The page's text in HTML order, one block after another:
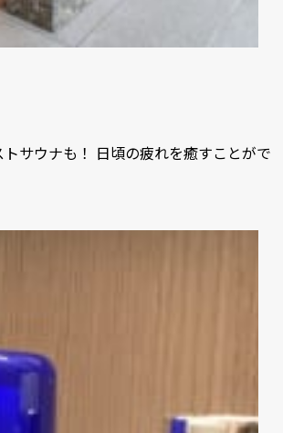
トサウナも！ 日頃の疲れを癒すことがで